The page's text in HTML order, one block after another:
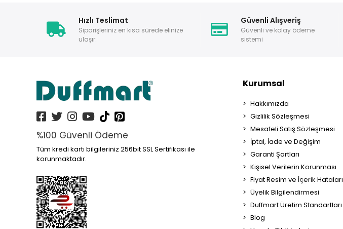
Hızlı Teslimat
Siparişleriniz en kısa sürede elinize
ulaşır.
Güvenli Alışveriş
Güvenli ve kolay ödeme
sistemi
%100 Güvenli Ödeme
Tüm kredi kartı bilgileriniz 256bit SSL Sertifikası ile
korunmaktadır.
Kurumsal
Hakkımızda
Gizlilik Sözleşmesi
Mesafeli Satış Sözleşmesi
İptal, İade ve Değişim
Garanti Şartları
Kişisel Verilerin Korunması
Fiyat Resim ve İçerik Hataları
Üyelik Bilgilendirmesi
Duffmart Üretim Standartları
Blog